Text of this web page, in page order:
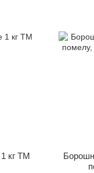
кг ТМ